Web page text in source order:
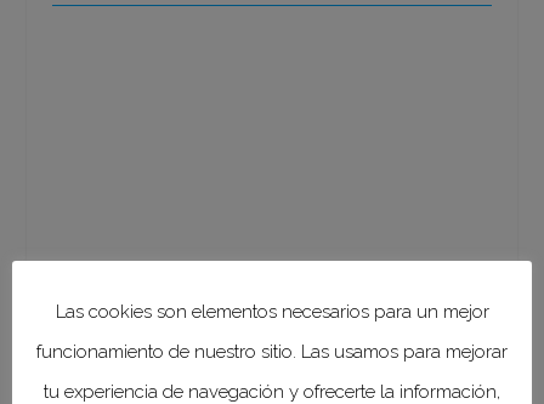
Las cookies son elementos necesarios para un mejor
funcionamiento de nuestro sitio. Las usamos para mejorar
tu experiencia de navegación y ofrecerte la información,